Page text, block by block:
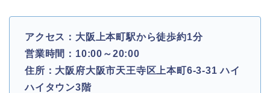
アクセス：大阪上本町駅から徒歩約1分
営業時間：10:00～20:00
住所：大阪府大阪市天王寺区上本町6-3-31 ハイ
ハイタウン3階